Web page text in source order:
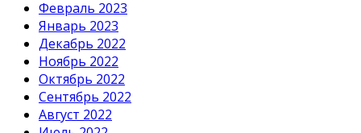
Февраль 2023
Январь 2023
Декабрь 2022
Ноябрь 2022
Октябрь 2022
Сентябрь 2022
Август 2022